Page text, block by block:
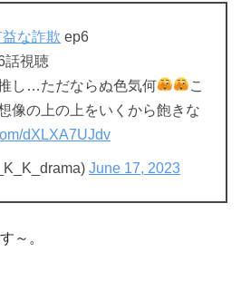
な詐欺 ep6
話視聴
し…ただならぬ色気何
こ
像の上の上をいくから飽きな
dXLXA7UJdv
June 17, 2023
～。